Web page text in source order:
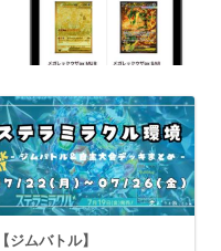
【ジムバトル】